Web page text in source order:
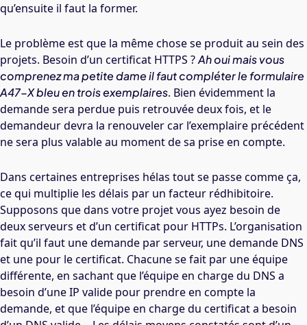
qu’ensuite il faut la former.
Le problème est que la même chose se produit au sein des
projets. Besoin d’un certificat HTTPS ?Ah oui mais vous
comprenez ma petite dame il faut compléter le formulaire
A47-X bleu en trois exemplaires. Bien évidemment la
demande sera perdue puis retrouvée deux fois, et le
demandeur devra la renouveler car l’exemplaire précédent
ne sera plus valable au moment de sa prise en compte.
Dans certaines entreprises hélas tout se passe comme ça,
ce qui multiplie les délais par un facteur rédhibitoire.
Supposons que dans votre projet vous ayez besoin de
deux serveurs et d’un certificat pour HTTPs. L’organisation
fait qu’il faut une demande par serveur, une demande DNS
et une pour le certificat. Chacune se fait par une équipe
différente, en sachant que l’équipe en charge du DNS a
besoin d’une IP valide pour prendre en compte la
demande, et que l’équipe en charge du certificat a besoin